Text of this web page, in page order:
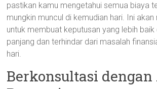
pastikan kamu mengetahui semua biaya
mungkin muncul di kemudian hari. Ini
untuk membuat keputusan yang lebih
panjang dan terhindar dari masalah
hari.
Berkonsultasi